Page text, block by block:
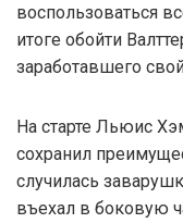
воспользоваться
итоге обойти
заработавшего
На старте Льюис
сохранил
случилась
въехал в боковую